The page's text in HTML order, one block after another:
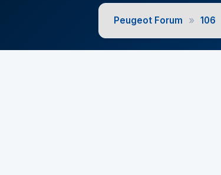
Peugeot Forum » 106